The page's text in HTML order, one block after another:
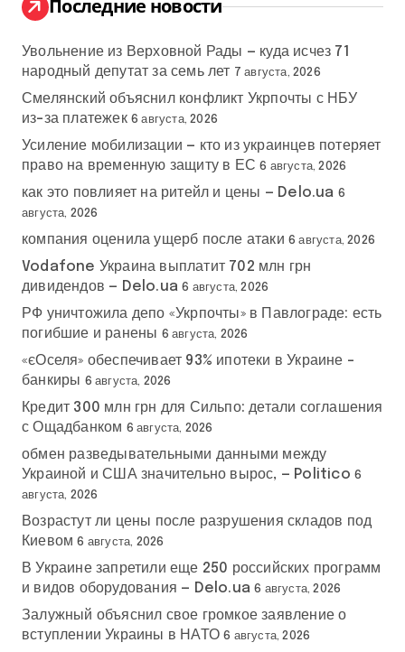
Последние новости
Увольнение из Верховной Рады — куда исчез 71
народный депутат за семь лет 7 августа, 2026
Смелянский объяснил конфликт Укрпочты с НБУ
из-за платежек 6 августа, 2026
Усиление мобилизации — кто из украинцев потеряет
право на временную защиту в ЕС 6 августа, 2026
как это повлияет на ритейл и цены — Delo.ua 6
августа, 2026
компания оценила ущерб после атаки 6 августа, 2026
Vodafone Украина выплатит 702 млн грн
дивидендов — Delo.ua 6 августа, 2026
РФ уничтожила депо «Укрпочты» в Павлограде: есть
погибшие и ранены 6 августа, 2026
«єОселя» обеспечивает 93% ипотеки в Украине –
банкиры 6 августа, 2026
Кредит 300 млн грн для Сильпо: детали соглашения
с Ощадбанком 6 августа, 2026
обмен разведывательными данными между
Украиной и США значительно вырос, — Politico 6
августа, 2026
Возрастут ли цены после разрушения складов под
Киевом 6 августа, 2026
В Украине запретили еще 250 российских программ
и видов оборудования — Delo.ua 6 августа, 2026
Залужный объяснил свое громкое заявление о
вступлении Украины в НАТО 6 августа, 2026